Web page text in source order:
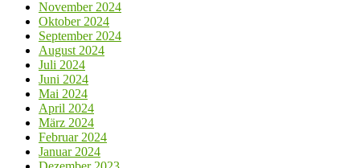
November 2024
Oktober 2024
September 2024
August 2024
Juli 2024
Juni 2024
Mai 2024
April 2024
März 2024
Februar 2024
Januar 2024